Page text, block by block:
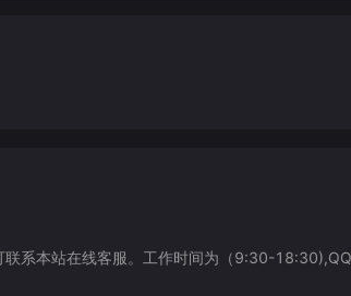
联系本站在线客服。工作时间为（9:30-